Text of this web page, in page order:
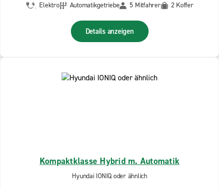
Elektro Automatikgetriebe 5 Mitfahrer 2 Koffer
Details anzeigen
Kompaktklasse Hybrid m. Automatik
Hyundai IONIQ oder ähnlich